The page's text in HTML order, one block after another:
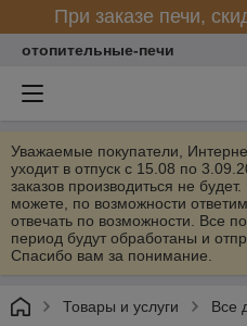
При заказе печи,
отопительные-печи
Уважаемые покупатели,
уходит в отпуск с 15.08 по
заказов производиться не
можете, по возможности
отвечать по возможности. Все
период будут обработаны и
Спасибо вам за понимание.
Товары и услуги Все